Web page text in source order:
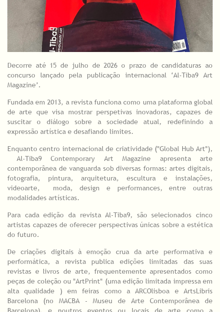
Decorre até 15 de julho de 2026 o prazo de candidaturas ao
concurso lançado pela publicação internacional ‘Al-Tiba9 Art
Magazine’.
Fundada em 2013, a revista funciona como uma plataforma global
de arte que visa mostrar perspetivas inovadoras, capazes de
suscitar o diálogo sobre a sociedade atual, redefinindo a
expressão artística e desafiando limites.
Enquanto centro internacional de criatividade ("Global Hub Art"),
Al-Tiba9 Contemporary Art Magazine apresenta arte
contemporânea de vanguarda sob diversas formas: artes digitais,
fotografia, pintura, arquitetura, escultura e instalações,
videoarte, moda, design e performances, entre outras
modalidades artísticas.
Para cada edição da revista Al-Tiba9, são selecionados cinco
artistas capazes de oferecer perspectivas únicas sobre a estética
do futuro.
De criações digitais à emoção crua da arte performativa e
performática, a revista publica edições limitadas das suas
revistas e livros de arte, frequentemente apresentados como
peças de coleção ou "ArtPrint" (uma edição limitada impressa em
alta qualidade ) em feiras como a ARCOlisboa e ArtsLibris
Barcelona (no MACBA - Museu de Arte Contemporânea de